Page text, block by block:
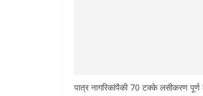
पात्र नागरिकांपैकी 70 टक्के लसीकरण पूर्ण